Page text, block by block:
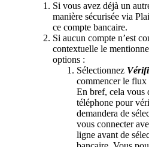
Si vous avez déjà un
manière sécurisée via
ce compte bancaire.
Si aucun compte n’est
contextuelle le
options :
Sélectionnez
commencer le
En bref, cela vous
téléphone pour
demandera de
vous connecter
ligne avant de